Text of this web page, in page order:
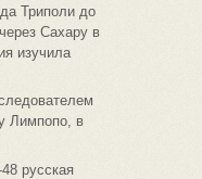
Триполи до
Сахару в
изучила
Лимпопо, в
русская